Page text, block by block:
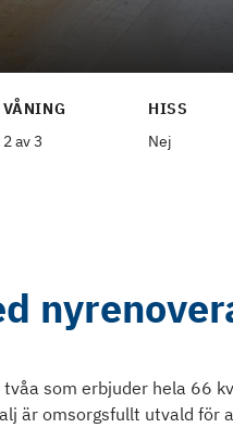
VÅNING
2 av 3
HISS
Nej
som erbjuder hela 66
är omsorgsfullt utvald för